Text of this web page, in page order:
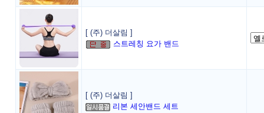
[ (주) 더살림 ]
스트레칭 요가 밴드
[ (주) 더살림 ]
리본 세안밴드 세트